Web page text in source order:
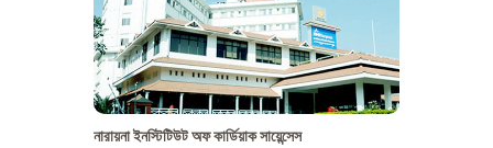
নারায়না ইনস্টিটিউট অফ কার্ডিয়াক সায়েন্সেস